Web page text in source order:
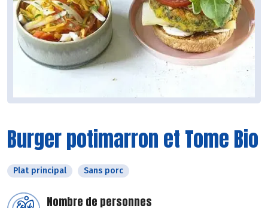
Burger potimarron et Tome Bio
Plat principal Sans porc
Nombre de personnes